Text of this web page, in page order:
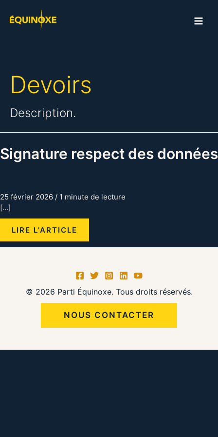
Devoirs
Description.
Signature respect des données
25 février 2026 / 1 minute de lecture
[…]
SIGNATURE
RESPECT
DES
DONNÉES
LIRE L'ARTICLE
© 2026 Parti Équinoxe. Tous droits réservés.
NOUS CONTACTER